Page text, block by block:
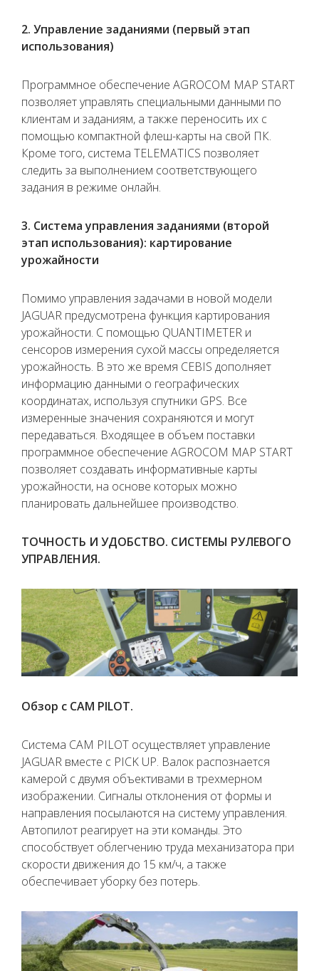
2. Управление заданиями (первый этап
использования)
Программное обеспечение AGROCOM MAP START
позволяет управлять специальными данными по
клиентам и заданиям, а также переносить их с
помощью компактной флеш-карты на свой ПК.
Кроме того, система TELEMATICS позволяет
следить за выполнением соответствующего
задания в режиме онлайн.
3. Система управления заданиями (второй
этап использования): картирование
урожайности
Помимо управления задачами в новой модели
JAGUAR предусмотрена функция картирования
урожайности. С помощью QUANTIMETER и
сенсоров измерения сухой массы определяется
урожайность. В это же время CEBIS дополняет
информацию данными о географических
координатах, используя спутники GPS. Все
измеренные значения сохраняются и могут
передаваться. Входящее в объем поставки
программное обеспечение AGROCOM MAP START
позволяет создавать информативные карты
урожайности, на основе которых можно
планировать дальнейшее производство.
ТОЧНОСТЬ И УДОБСТВО. СИСТЕМЫ РУЛЕВОГО
УПРАВЛЕНИЯ.
Обзор с CAM PILOT.
Система CAM PILOT осуществляет управление
JAGUAR вместе с PICK UP. Валок распознается
камерой с двумя объективами в трехмерном
изображении. Сигналы отклонения от формы и
направления посылаются на систему управления.
Автопилот реагирует на эти команды. Это
способствует облегчению труда механизатора при
скорости движения до 15 км/ч, а также
обеспечивает уборку без потерь.